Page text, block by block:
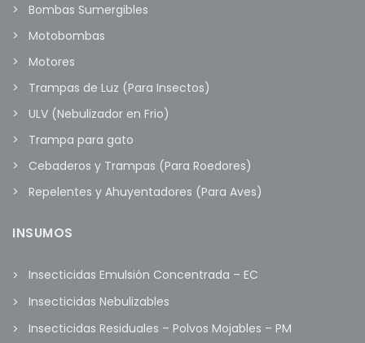
Bombas Sumergibles
Motobombas
Motores
Trampas de Luz (Para Insectos)
ULV (Nebulizador en Frio)
Trampa para gato
Cebaderos y Trampas (Para Roedores)
Repelentes y Ahuyentadores (Para Aves)
INSUMOS
Insecticidas Emulsión Concentrada – EC
Insecticidas Nebulizables
Insecticidas Residuales – Polvos Mojables – PM